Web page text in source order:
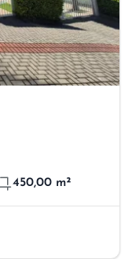
450,00 m²